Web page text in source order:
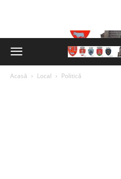
Acasă Local Politică